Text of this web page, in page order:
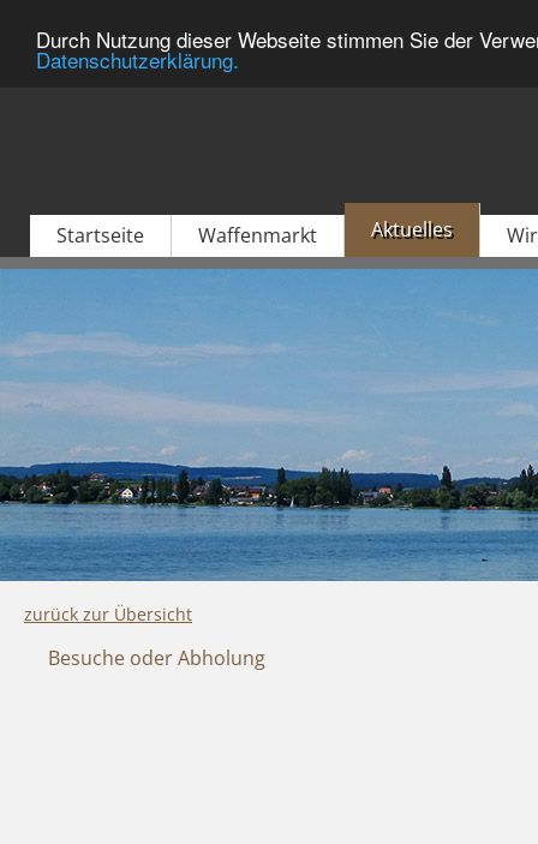
Durch Nutzung dieser Webseite stimmen Sie der
Datenschutzerklärung.
Startseite Waffenmarkt Aktuelles
zurück zur Übersicht
Besuche oder Abholung